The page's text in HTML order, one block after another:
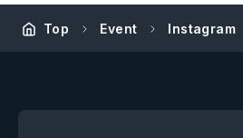
Top Event Instagram